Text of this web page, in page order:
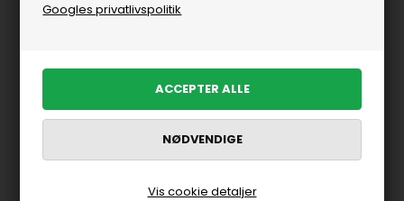
Googles privatlivspolitik
Vis cookie detaljer